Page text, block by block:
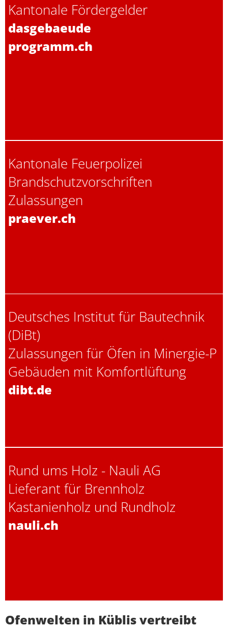
Kantonale Fördergelder
dasgebaeude
programm.ch
Kantonale Feuerpolizei
Brandschutzvorschriften
Zulassungen
praever.ch
Deutsches Institut für Bautechnik
(DiBt)
Zulassungen für Öfen in Minergie-P
Gebäuden mit Komfortlüftung
dibt.de
Rund ums Holz - Nauli AG
Lieferant für Brennholz
Kastanienholz und Rundholz
nauli.ch
Ofenwelten in Küblis vertreibt